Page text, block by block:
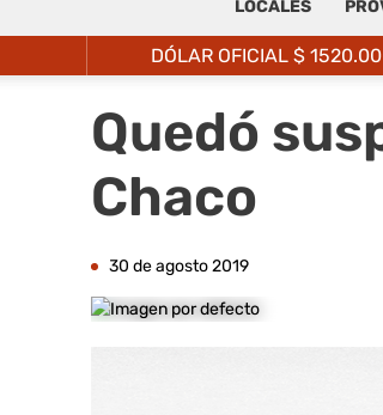
LOCALES
DÓLAR OFICIAL $ 1520.00
Quedó
Chaco
30 de agosto 2019